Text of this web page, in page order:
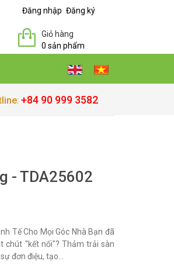
Đăng nhập Đăng ký
Giỏ hàng
0 sản phẩm
: +84 90 999 3582
- TDA25602
Tế Cho Mọi Góc Nhà Bạn đã
chút "kết nối"? Thảm trải sàn
đơn điệu, tạo...